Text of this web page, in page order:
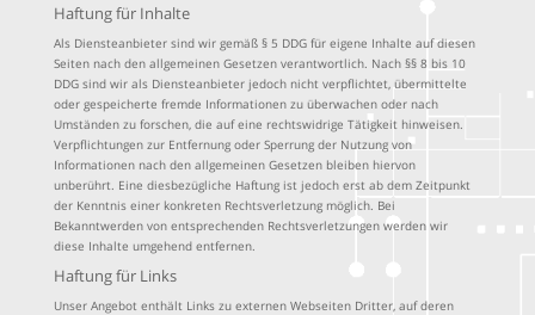
Haftung für Inhalte
Als Diensteanbieter sind wir gemäß § 5 DDG für eigene Inhalte auf diesen
Seiten nach den allgemeinen Gesetzen verantwortlich. Nach §§ 8 bis 10
DDG sind wir als Diensteanbieter jedoch nicht verpflichtet, übermittelte
oder gespeicherte fremde Informationen zu überwachen oder nach
Umständen zu forschen, die auf eine rechtswidrige Tätigkeit hinweisen.
Verpflichtungen zur Entfernung oder Sperrung der Nutzung von
Informationen nach den allgemeinen Gesetzen bleiben hiervon
unberührt. Eine diesbezügliche Haftung ist jedoch erst ab dem Zeitpunkt
der Kenntnis einer konkreten Rechtsverletzung möglich. Bei
Bekanntwerden von entsprechenden Rechtsverletzungen werden wir
diese Inhalte umgehend entfernen.
Haftung für Links
Unser Angebot enthält Links zu externen Webseiten Dritter, auf deren